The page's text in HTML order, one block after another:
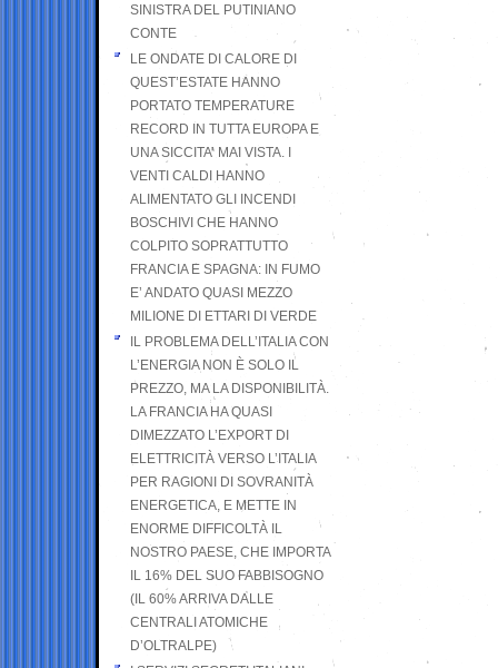
SINISTRA DEL PUTINIANO
CONTE
LE ONDATE DI CALORE DI
QUEST’ESTATE HANNO
PORTATO TEMPERATURE
RECORD IN TUTTA EUROPA E
UNA SICCITA’ MAI VISTA. I
VENTI CALDI HANNO
ALIMENTATO GLI INCENDI
BOSCHIVI CHE HANNO
COLPITO SOPRATTUTTO
FRANCIA E SPAGNA: IN FUMO
E’ ANDATO QUASI MEZZO
MILIONE DI ETTARI DI VERDE
IL PROBLEMA DELL’ITALIA CON
L’ENERGIA NON È SOLO IL
PREZZO, MA LA DISPONIBILITÀ.
LA FRANCIA HA QUASI
DIMEZZATO L’EXPORT DI
ELETTRICITÀ VERSO L’ITALIA
PER RAGIONI DI SOVRANITÀ
ENERGETICA, E METTE IN
ENORME DIFFICOLTÀ IL
NOSTRO PAESE, CHE IMPORTA
IL 16% DEL SUO FABBISOGNO
(IL 60% ARRIVA DALLE
CENTRALI ATOMICHE
D’OLTRALPE)